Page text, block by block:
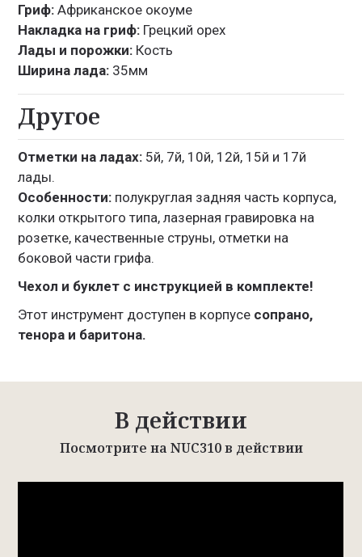
Гриф: Африканское окоуме
Накладка на гриф: Грецкий орех
Лады и порожки: Кость
Ширина лада: 35мм
Другое
Отметки на ладах: 5й, 7й, 10й, 12й, 15й и 17й
лады.
Особенности: полукруглая задняя часть корпуса,
колки открытого типа, лазерная гравировка на
розетке, качественные струны, отметки на
боковой части грифа.
Чехол и буклет с инструкцией в комплекте!
Этот инструмент доступен в корпусе сопрано,
тенора и баритона.
В действии
Посмотрите на NUC310 в действии